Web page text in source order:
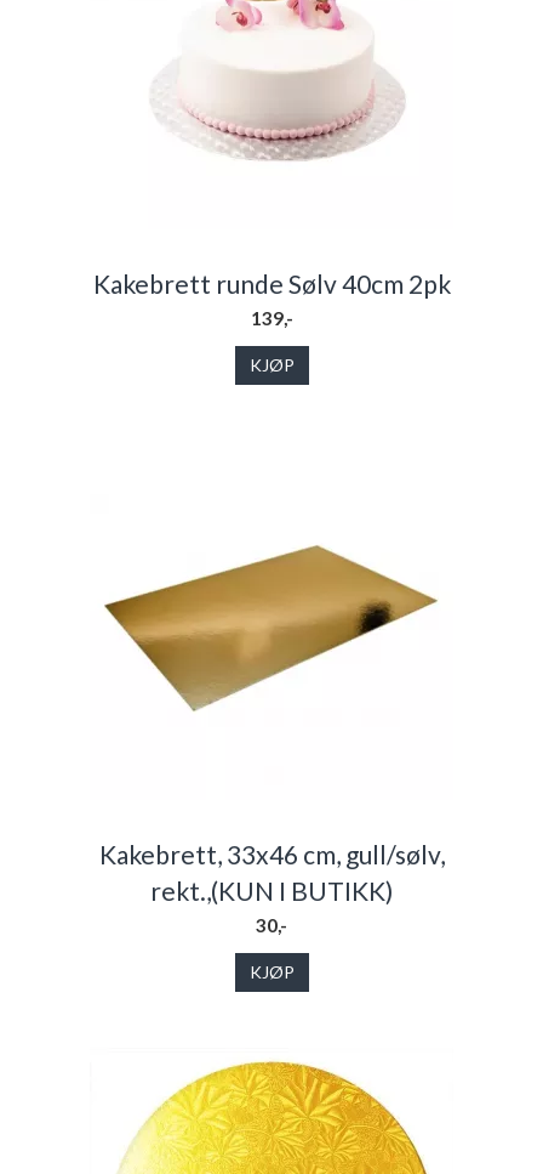
Kakebrett runde Sølv 40cm 2pk
139,-
KJØP
Kakebrett, 33x46 cm, gull/sølv,
rekt.,(KUN I BUTIKK)
30,-
KJØP